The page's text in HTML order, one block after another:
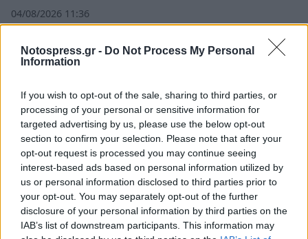
Notospress.gr - Do Not Process My Personal
Information
If you wish to opt-out of the sale, sharing to third parties, or
processing of your personal or sensitive information for
targeted advertising by us, please use the below opt-out
section to confirm your selection. Please note that after your
opt-out request is processed you may continue seeing
interest-based ads based on personal information utilized by
us or personal information disclosed to third parties prior to
your opt-out. You may separately opt-out of the further
disclosure of your personal information by third parties on the
IAB’s list of downstream participants. This information may
04/08/2026 11:36
Εμπρησμός Ευρωπαϊκής γης ή εμπρησμός της